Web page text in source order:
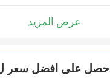
عرض المزيد
احصل على افضل سعر